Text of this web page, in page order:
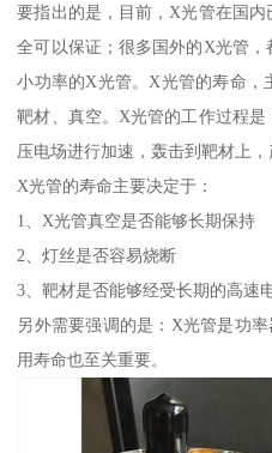
要指出的是，目前，X光管在国
全可以保证；很多国外的X光管
小功率的X光管。X光管的寿命，
靶材、真空。X光管的工作过程
压电场进行加速，轰击到靶材上
X光管的寿命主要决定于：
1、X光管真空是否能够长期保持
2、灯丝是否容易烧断
3、靶材是否能够经受长期的高速
另外需要强调的是：X光管是功
用寿命也至关重要。